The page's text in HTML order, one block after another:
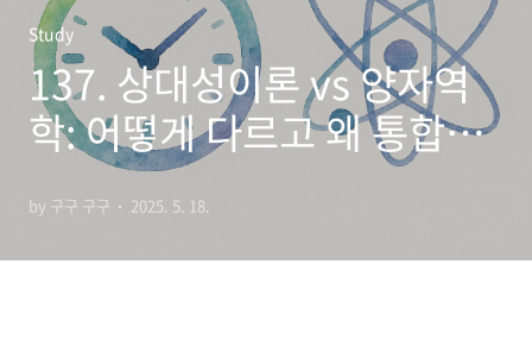
Study
137. 상대성이론 vs 양자역
학: 어떻게 다르고 왜 통합이
어려울까?
by 구구 구구 2025. 5. 18.